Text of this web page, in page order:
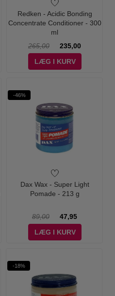
Redken - Acidic Bonding
Concentrate Conditioner - 300
ml
265,00
235,00
LÆG I KURV
-46%
Dax Wax - Super Light
Pomade - 213 g
89,00
47,95
LÆG I KURV
-18%